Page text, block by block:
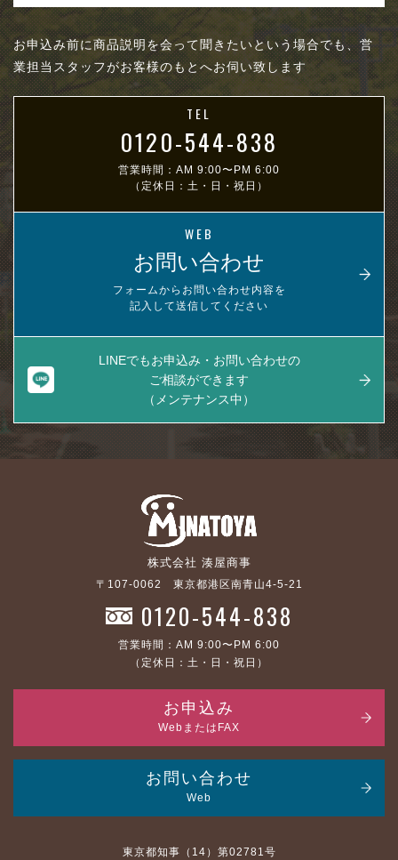
お申込み前に商品説明を会って聞きたいという場合でも、営
業担当スタッフがお客様のもとへお伺い致します
TEL
0120-544-838
営業時間：AM 9:00〜PM 6:00
（定休日：土・日・祝日）
WEB
お問い合わせ
フォームからお問い合わせ内容を
記入して送信してください
LINEでもお申込み・お問い合わせの
ご相談ができます
（メンテナンス中）
株式会社 湊屋商事
〒107-0062 東京都港区南青山4-5-21
0120-544-838
営業時間：AM 9:00〜PM 6:00
（定休日：土・日・祝日）
お申込み
WebまたはFAX
お問い合わせ
Web
東京都知事（14）第02781号